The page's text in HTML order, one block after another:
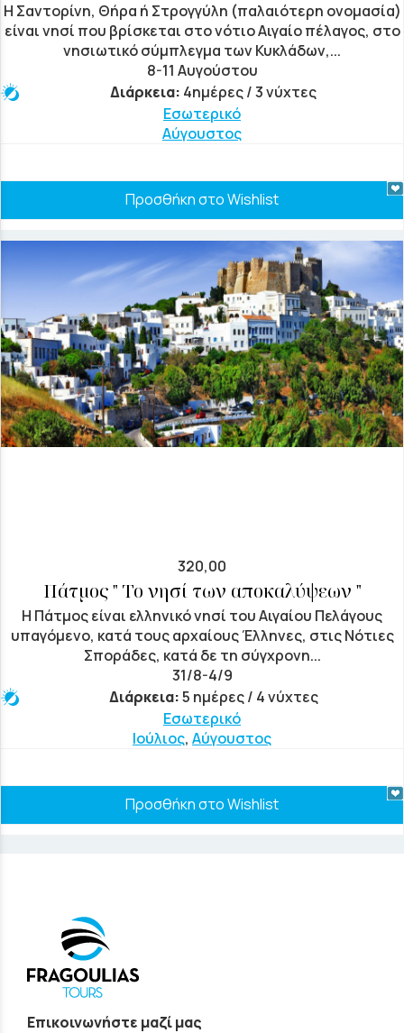
Η Σαντορίνη, Θήρα ή Στρογγύλη (παλαιότερη ονομασία)
είναι νησί που βρίσκεται στο νότιο Αιγαίο πέλαγος, στο
νησιωτικό σύμπλεγμα των Κυκλάδων,...
8-11 Αυγούστου
Διάρκεια: 4ημέρες / 3 νύχτες
Εσωτερικό
Αύγουστος
Προσθήκη στο Wishlist
320,00
Πάτμος " Το νησί των αποκαλύψεων "
Η Πάτμος είναι ελληνικό νησί του Αιγαίου Πελάγους
υπαγόμενο, κατά τους αρχαίους Έλληνες, στις Νότιες
Σποράδες, κατά δε τη σύγχρονη...
31/8-4/9
Διάρκεια:5 ημέρες / 4 νύχτες
Εσωτερικό
Ιούλιος, Αύγουστος
Προσθήκη στο Wishlist
Επικοινωνήστε μαζί μας